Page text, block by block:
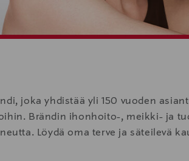
joka yhdistää yli 150 vuoden
Brändin ihonhoito-, meikki- ja
Löydä oma terve ja säteilevä